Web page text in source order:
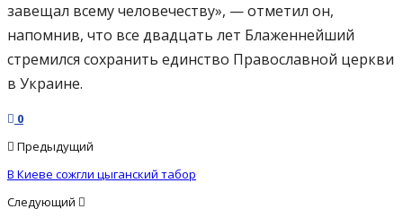
завещал всему человечеству», — отметил он,
напомнив, что все двадцать лет Блаженнейший
стремился сохранить единство Православной церкви
в Украине.
0
Предыдущий
В Киеве сожгли цыганский табор
Следующий